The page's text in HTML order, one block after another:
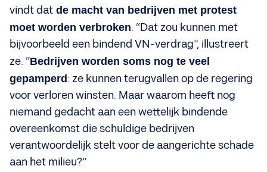
vindt dat de macht van bedrijven met protest
moet worden verbroken. “Dat zou kunnen met
bijvoorbeeld een bindend VN-verdrag”, illustreert
ze. “Bedrijven worden soms nog te veel
gepamperd: ze kunnen terugvallen op de regering
voor verloren winsten. Maar waarom heeft nog
niemand gedacht aan een wettelijk bindende
overeenkomst die schuldige bedrijven
verantwoordelijk stelt voor de aangerichte schade
aan het milieu?”